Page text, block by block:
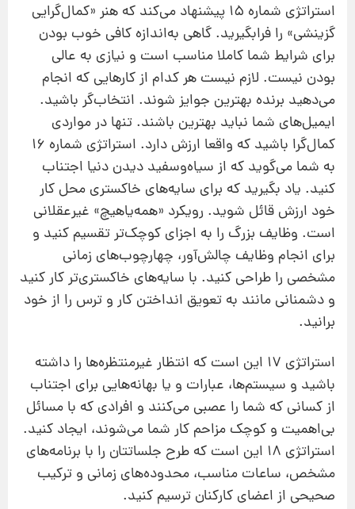
استراتژی شماره 15 پیشنهاد می‌کند که هنر «کمال‌گرایی
گزینشی» را فرابگیرید. گاهی به‌اندازه کافی خوب بودن
برای شرایط شما کاملا مناسب است و نیازی به عالی
بودن نیست. لازم نیست هر کدام از کارهایی که انجام
می‌دهید برنده بهترین جوایز شوند. انتخاب‌گر باشید.
ایمیل‌های شما نباید بهترین باشند. تنها در مواردی
کمال‌گرا باشید که واقعا ارزش دارد. استراتژی شماره 16
به شما می‌گوید که از سیاه‌وسفید دیدن دنیا اجتناب
کنید. یاد بگیرید که برای سایه‌های خاکستری محل کار
خود ارزش قائل شوید. رویکرد «همه‌یاهیچ» غیرعقلانی
است. وظایف بزرگ را به اجزای کوچک‌تر تقسیم کنید و
برای انجام وظایف چالش‌آور، چهارچوب‌های زمانی
مشخصی را طراحی کنید. با سایه‌های خاکستری‌تر کار کنید
و دشمنانی مانند به تعویق انداختن کار و ترس را از خود
برانید.
استراتژی 17 این است که انتظار غیرمنتظره‌ها را داشته
باشید و سیستم‌ها، عبارات و یا بهانه‌هایی برای اجتناب
از کسانی که شما را عصبی می‌کنند و افرادی که با مسائل
بی‌اهمیت و کوچک مزاحم کار شما می‌شوند، ایجاد کنید.
استراتژی 18 این است که طرح جلساتتان را با برنامه‌های
مشخص، ساعات مناسب، محدوده‌های زمانی و ترکیب
صحیحی از اعضای کارکنان ترسیم کنید.